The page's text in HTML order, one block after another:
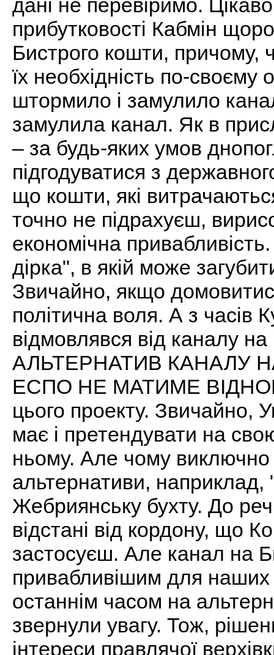
дані не перевіримо.
прибутковості Кабмін
Бистрого кошти, причому,
їх необхідність по-
штормило і замулило
замулила канал. Як в
– за будь-яких умов
підгодуватися з
що кошти, які
точно не підрахуєш,
економічна
дірка", в якій може
Звичайно, якщо
політична воля. А з часів
відмовлявся від каналу
АЛЬТЕРНАТИВ КАНАЛУ
ЕСПО НЕ МАТИМЕ
цього проекту. Звичайно,
має і претендувати на
ньому. Але чому
альтернативи, наприклад,
Жебриянську бухту. До
відстані від кордону, що
застосуєш. Але канал на
привабливішим для
останнім часом на
звернули увагу. Тож,
інтереси правлячої